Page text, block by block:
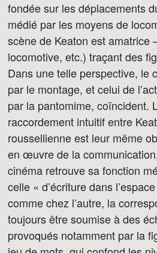
fondée sur les déplacements
médié par les moyens de
scène de Keaton est amatrice
locomotive, etc.) traçant des
Dans une telle perspective, le
par le montage, et celui de
par la pantomime, coïncident.
raccordement intuitif entre
roussellienne est leur même
en œuvre de la
cinéma retrouve sa fonction
celle « d’écriture dans
comme chez l’autre, la
toujours être soumise à des
provoqués notamment par la